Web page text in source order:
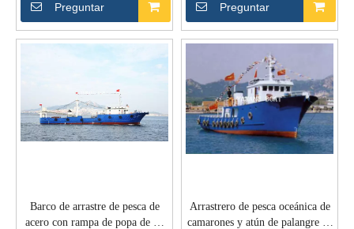
Preguntar Preguntar
Barco de arrastre de pesca de
acero con rampa de popa de 48
Arrastrero de pesca oceánica de
camarones y atún de palangre de